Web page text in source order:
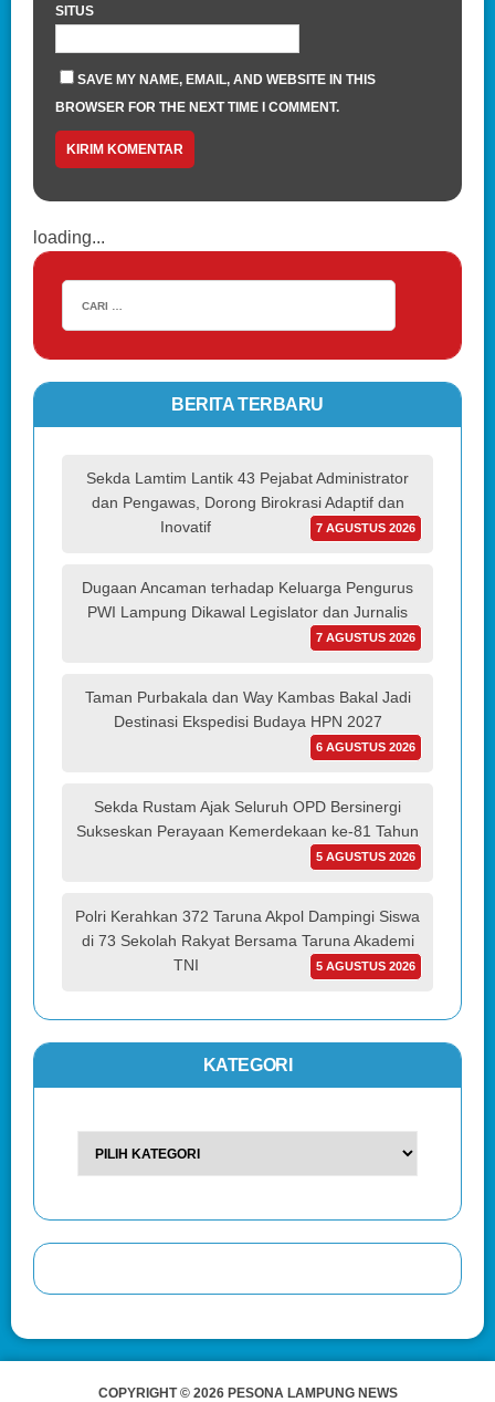
SITUS
SAVE MY NAME, EMAIL, AND WEBSITE IN THIS
BROWSER FOR THE NEXT TIME I COMMENT.
loading...
BERITA TERBARU
Sekda Lamtim Lantik 43 Pejabat Administrator
dan Pengawas, Dorong Birokrasi Adaptif dan
Inovatif
7 AGUSTUS 2026
Dugaan Ancaman terhadap Keluarga Pengurus
PWI Lampung Dikawal Legislator dan Jurnalis
7 AGUSTUS 2026
Taman Purbakala dan Way Kambas Bakal Jadi
Destinasi Ekspedisi Budaya HPN 2027
6 AGUSTUS 2026
Sekda Rustam Ajak Seluruh OPD Bersinergi
Sukseskan Perayaan Kemerdekaan ke-81 Tahun
5 AGUSTUS 2026
Polri Kerahkan 372 Taruna Akpol Dampingi Siswa
di 73 Sekolah Rakyat Bersama Taruna Akademi
TNI
5 AGUSTUS 2026
KATEGORI
COPYRIGHT © 2026 PESONA LAMPUNG NEWS